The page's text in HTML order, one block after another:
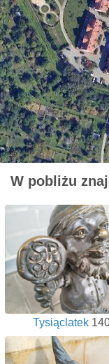
W pobliżu
Tysiąclatek